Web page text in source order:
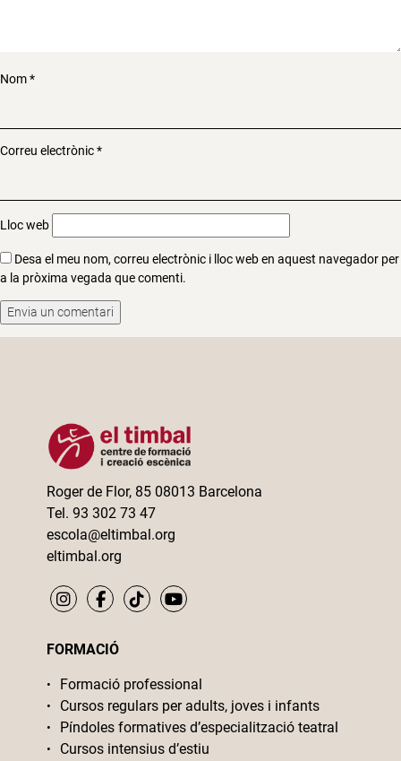
Nom*
Correu electrònic*
Lloc web
Desa el meu nom, correu electrònic i lloc web en aquest navegador per
a la pròxima vegada que comenti.
Roger de Flor, 85 08013 Barcelona
Tel. 93 302 73 47
escola@eltimbal.org
eltimbal.org
FORMACIÓ
Formació professional
Cursos regulars per adults, joves i infants
Píndoles formatives d’especialització teatral
Cursos intensius d’estiu